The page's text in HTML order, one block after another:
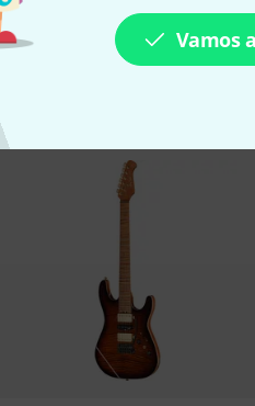
Vamos